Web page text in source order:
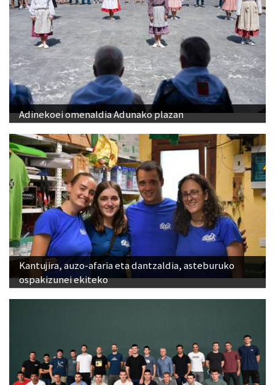
Adinekoei omenaldia Adunako plazan
Kantujira, auzo-afaria eta dantzaldia, asteburuko
ospakizunei ekiteko